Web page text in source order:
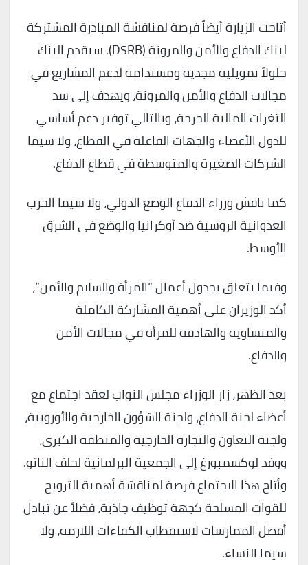
أتاحت الزيارة أيضاً فرصة لمناقشة المبادرة المشتركة
لبنك الدفاع والأمن والمرونة (DSRB). سيقدم البنك
حلولاً تمويلية مجدية ومستدامة لدعم المشاريع في
مجالات الدفاع والأمن والمرونة، ويهدف إلى سد
الثغرات المالية الحرجة، وبالتالي توفير دعم أساسي
للدول الأعضاء والجهات الفاعلة في القطاع، ولا سيما
الشركات الصغيرة والمتوسطة في قطاع الدفاع.
كما ناقش وزراء الدفاع الوضع الدولي، ولا سيما الحرب
العدوانية الروسية ضد أوكرانيا والوضع في الشرق
الأوسط.
وفيما يتعلق بجدول أعمال “المرأة والسلام والأمن”،
أكد الوزيران على أهمية المشاركة الكاملة
والمتساوية والهادفة للمرأة في مجالات الأمن
والدفاع.
بعد الظهر، زار الوزراء مجلس النواب لعقد اجتماع مع
أعضاء لجنة الدفاع، ولجنة الشؤون الخارجية والأوروبية،
ولجنة التعاون والتجارة الخارجية والمنطقة الكبرى،
ووفد لوكسمبورغ إلى الجمعية البرلمانية لحلف الناتو.
وأتاح هذا الاجتماع فرصة لمناقشة أهمية الترويج
للقوات المسلحة كجهة توظيف جاذبة، فضلاً عن تبادل
أفضل الممارسات لاستقطاب الكفاءات اللازمة، ولا
سيما النساء.